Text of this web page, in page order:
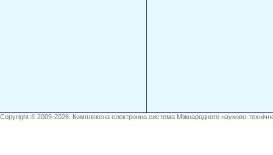
Copyright ® 2009-2026. Комплексна електронна система Міжнародного науково-